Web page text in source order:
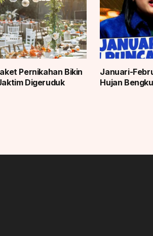
Pernikahan Bikin
Digeruduk
Januari-
Hujan